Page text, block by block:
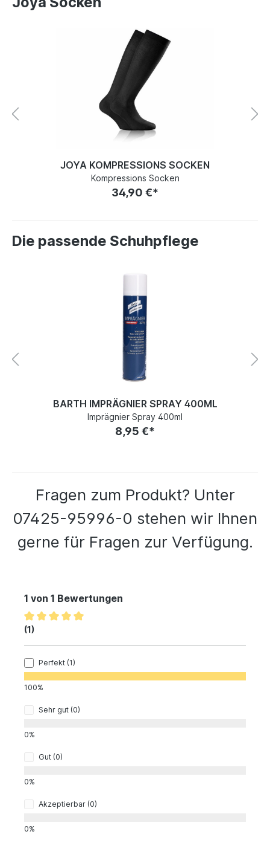
JOYA KOMPRESSIONS SOCKEN
Kompressions Socken
34,90 €*
Die passende Schuhpflege
BARTH IMPRÄGNIER SPRAY 400ML
Imprägnier Spray 400ml
8,95 €*
Fragen zum Produkt? Unter
07425-95996-0 stehen wir Ihnen
gerne für Fragen zur Verfügung.
1 von 1 Bewertungen
(1)
Perfekt (1)
100%
Sehr gut (0)
0%
Gut (0)
0%
Akzeptierbar (0)
0%